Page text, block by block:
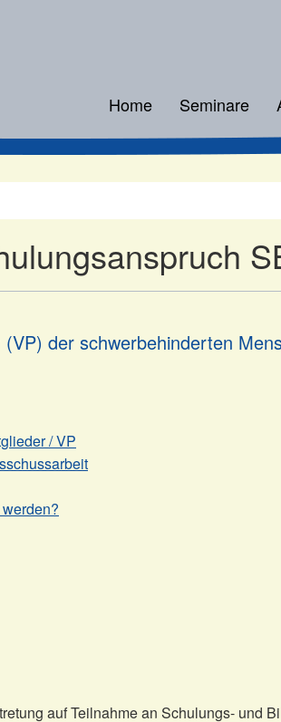
Home Seminare
der schwerbehinderten
/ VP
auf Teilnahme an Schulungs- und